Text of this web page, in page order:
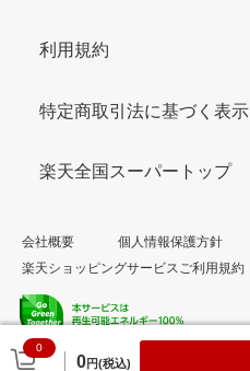
0
0円(税込)
利用規約
特定商取引法に基づく表示
楽天全国スーパートップ
会社概要
個人情報保護方針
楽天ショッピングサービスご利用規約
© Rakuten Group, Inc.